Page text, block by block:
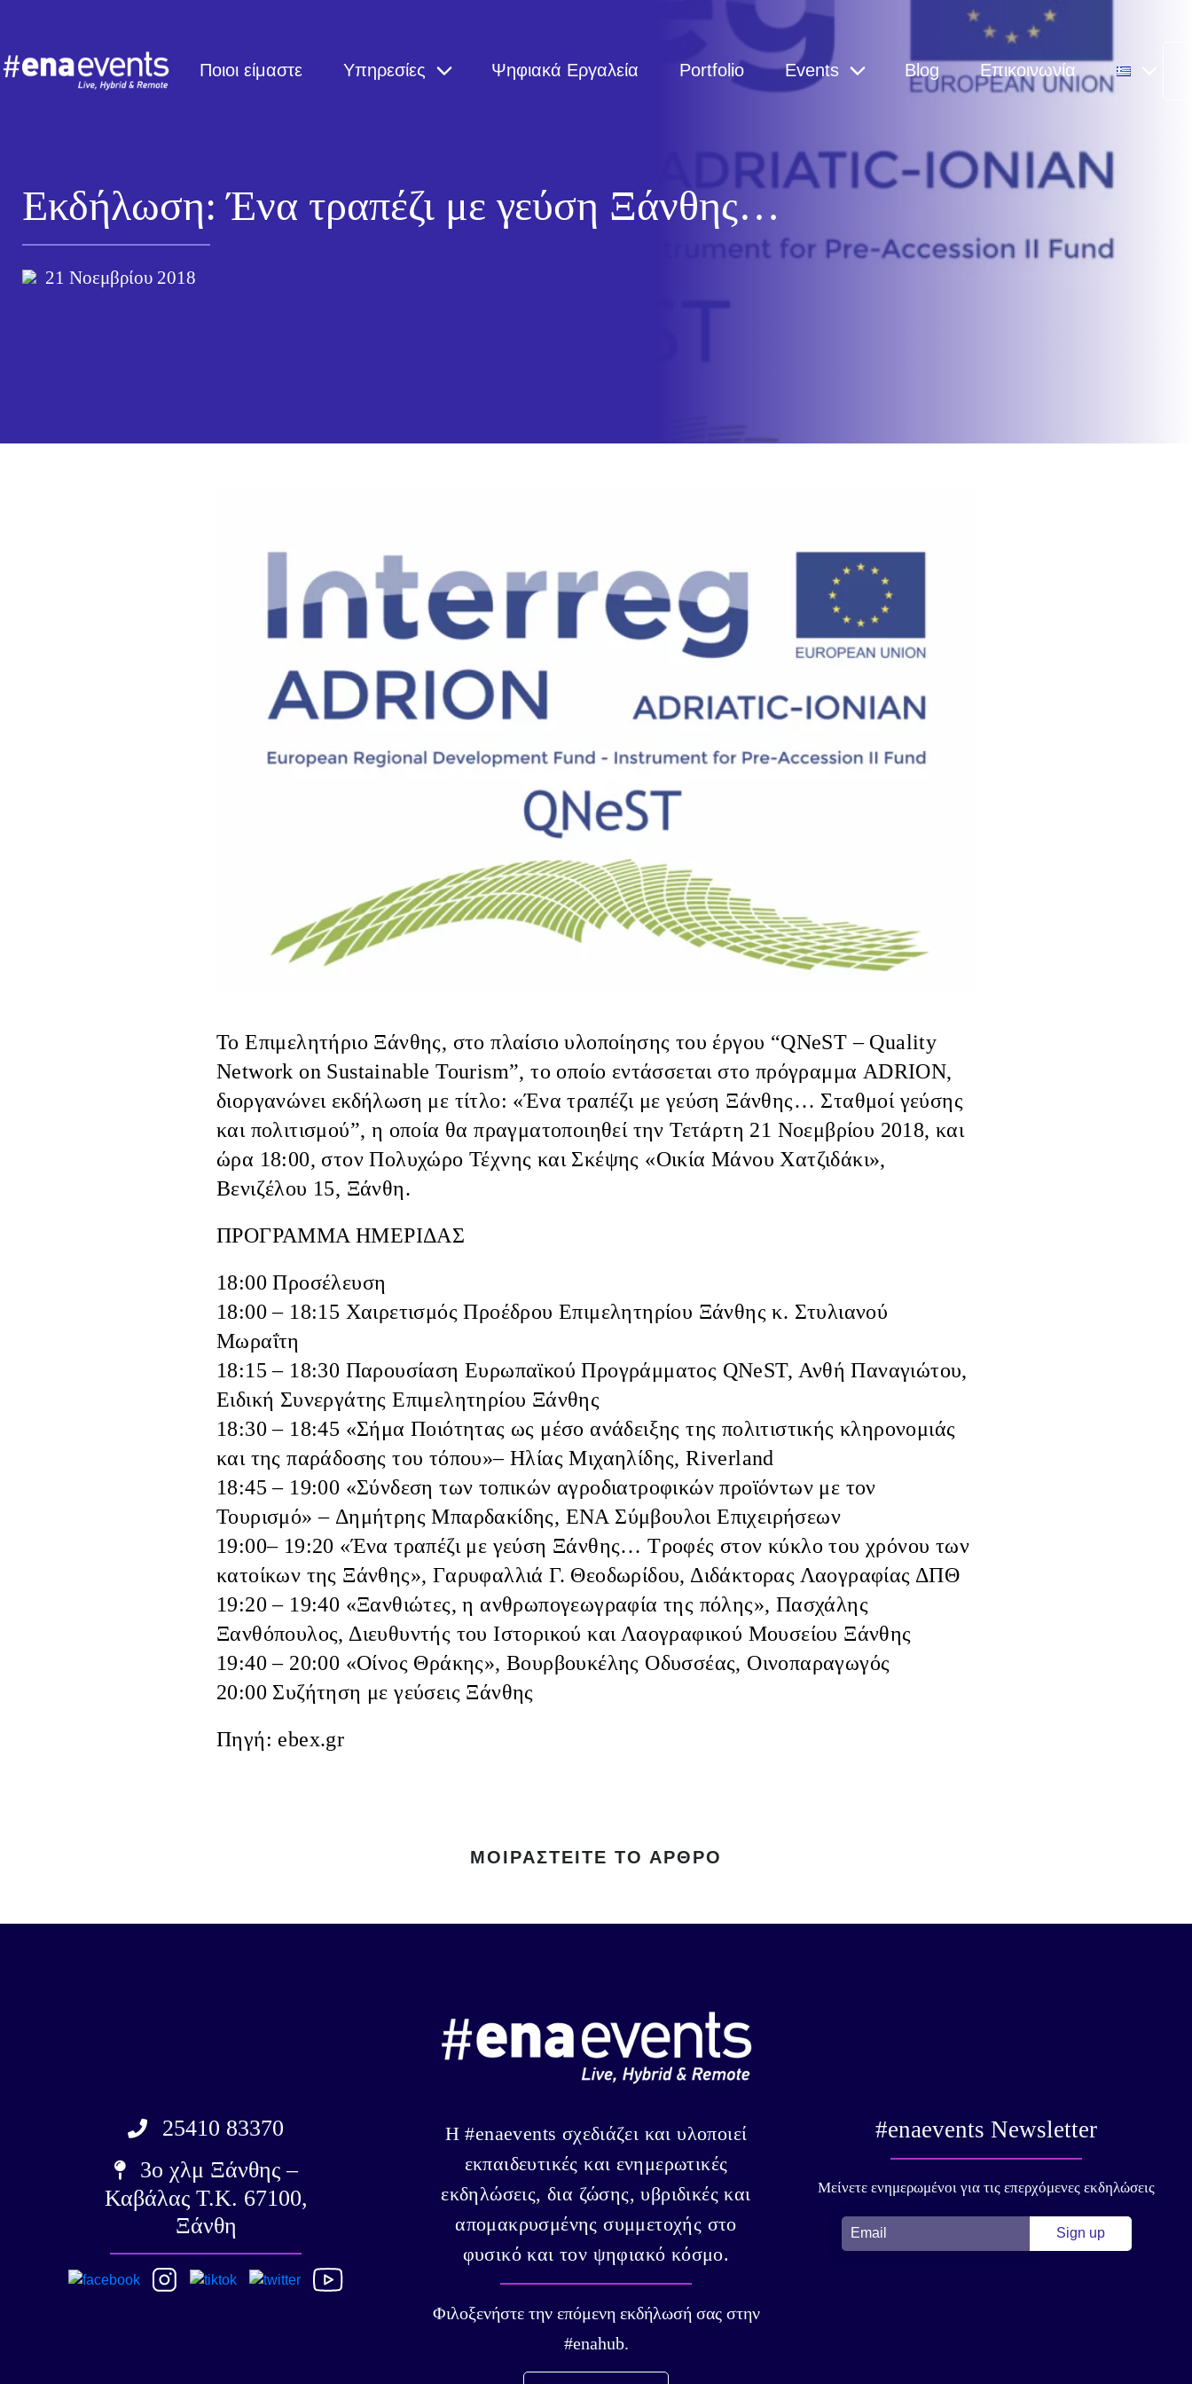
Ποιοι είμαστε Υπηρεσίες Ψηφιακά Εργαλεία Portfolio Events Blog Επικοινωνία
Εκδήλωση: Ένα τραπέζι με γεύση Ξάνθης…
21 Νοεμβρίου 2018
ΤοΕπιμελητήριο Ξάνθης, στο πλαίσιο υλοποίησης του έργου “QNeST – Quality
Network on Sustainable Tourism”, το οποίο εντάσσεται στο πρόγραμμα ADRION,
διοργανώνει εκδήλωση με τίτλο: «Ένα τραπέζι με γεύση Ξάνθης… Σταθμοί γεύσης
και πολιτισμού”, η οποία θα πραγματοποιηθεί τηνΤετάρτη 21 Νοεμβρίου 2018, και
ώρα 18:00, στονΠολυχώρο Τέχνης και Σκέψης «Οικία Μάνου Χατζιδάκι»,
Βενιζέλου 15, Ξάνθη.
ΠΡΟΓΡΑΜΜΑ ΗΜΕΡΙΔΑΣ
18:00 Προσέλευση
18:00 – 18:15 Χαιρετισμός Προέδρου Επιμελητηρίου Ξάνθης κ. Στυλιανού
Μωραΐτη
18:15 – 18:30 Παρουσίαση Ευρωπαϊκού Προγράμματος QNeST, Ανθή Παναγιώτου,
Ειδική Συνεργάτης Επιμελητηρίου Ξάνθης
18:30 – 18:45 «Σήμα Ποιότητας ως μέσο ανάδειξης της πολιτιστικής κληρονομιάς
και της παράδοσης του τόπου»– Ηλίας Μιχαηλίδης, Riverland
18:45 – 19:00 «Σύνδεση των τοπικών αγροδιατροφικών προϊόντων με τον
Τουρισμό» – Δημήτρης Μπαρδακίδης, ΕΝΑ Σύμβουλοι Επιχειρήσεων
19:00– 19:20 «Ένα τραπέζι με γεύση Ξάνθης… Τροφές στον κύκλο του χρόνου των
κατοίκων της Ξάνθης», Γαρυφαλλιά Γ. Θεοδωρίδου, Διδάκτορας Λαογραφίας ΔΠΘ
19:20 – 19:40 «Ξανθιώτες, η ανθρωπογεωγραφία της πόλης», Πασχάλης
Ξανθόπουλος, Διευθυντής του Ιστορικού και Λαογραφικού Μουσείου Ξάνθης
19:40 – 20:00 «Οίνος Θράκης»,Βουρβουκέλης Οδυσσέας, Οινοπαραγωγός
20:00 Συζήτηση με γεύσεις Ξάνθης
Πηγή: ebex.gr
ΜΟΙΡΑΣΤΕΊΤΕ ΤΟ ΆΡΘΡΟ
25410 83370
3ο χλμ Ξάνθης –
Καβάλας Τ.Κ. 67100,
Ξάνθη
Η #enaevents σχεδιάζει και υλοποιεί
εκπαιδευτικές και ενημερωτικές
εκδηλώσεις, δια ζώσης, υβριδικές και
απομακρυσμένης συμμετοχής στο
φυσικό και τον ψηφιακό κόσμο.
Φιλοξενήστε την επόμενη εκδήλωσή σας στην
#enahub.
#enaevents Newsletter
Μείνετε ενημερωμένοι για τις επερχόμενες εκδηλώσεις